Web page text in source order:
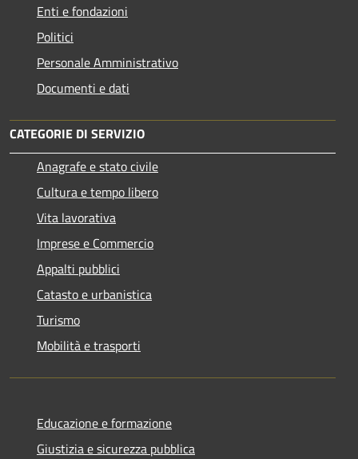
Enti e fondazioni
Politici
Personale Amministrativo
Documenti e dati
CATEGORIE DI SERVIZIO
Anagrafe e stato civile
Cultura e tempo libero
Vita lavorativa
Imprese e Commercio
Appalti pubblici
Catasto e urbanistica
Turismo
Mobilità e trasporti
Educazione e formazione
Giustizia e sicurezza pubblica